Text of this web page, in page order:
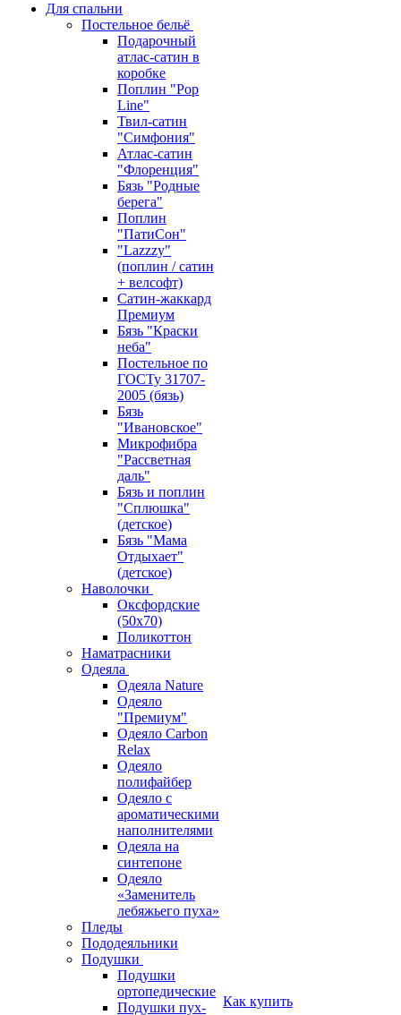
Для спальни
Постельное бельё
Подарочный
атлас-сатин в
коробке
Поплин "Pop
Line"
Твил-сатин
"Симфония"
Атлас-сатин
"Флоренция"
Бязь "Родные
берега"
Поплин
"ПатиСон"
"Lazzzy"
(поплин / сатин
+ велсофт)
Сатин-жаккард
Премиум
Бязь "Краски
неба"
Постельное по
ГОСТу 31707-
2005 (бязь)
Бязь
"Ивановское"
Микрофибра
"Рассветная
даль"
Бязь и поплин
"Сплюшка"
(детское)
Бязь "Мама
Отдыхает"
(детское)
Наволочки
Оксфордские
(50х70)
Поликоттон
Наматрасники
Одеяла
Одеяла Nature
Одеяло
"Премиум"
Одеяло Carbon
Relax
Одеяло
полифайбер
Одеяло с
ароматическими
наполнителями
Одеяла на
синтепоне
Одеяло
«Заменитель
лебяжьего пуха»
Пледы
Пододеяльники
Подушки
Подушки
ортопедические
Подушки пух-
Как купить